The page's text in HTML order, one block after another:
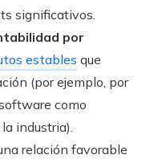
significativos.
por
estables que
(por ejemplo, por
como
industria).
relación favorable